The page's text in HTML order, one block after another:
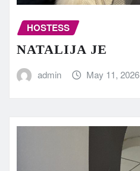
HOSTESS
NATALIJA JE
admin May 11, 2026